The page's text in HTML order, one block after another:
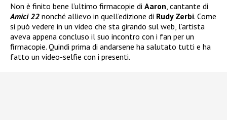
Non è finito bene l’ultimo firmacopie di Aaron , cantante di
Amici 22 nonché allievo in quell’edizione di Rudy Zerbi. Come
si può vedere in un video che sta girando sul web, l’artista
aveva appena concluso il suo incontro con i fan per un
firmacopie. Quindi prima di andarsene ha salutato tutti e ha
fatto un video-selfie con i presenti.